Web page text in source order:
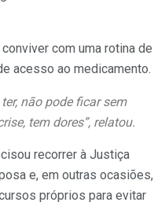
com uma rotina de
acesso ao medicamento.
não pode ficar sem
tem dores”, relatou.
recorrer à Justiça
e, em outras ocasiões,
próprios para evitar